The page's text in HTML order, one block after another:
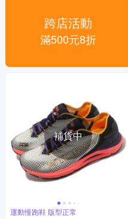
跨店活動
滿500元8折
補貨中
運動慢跑鞋 版型正常